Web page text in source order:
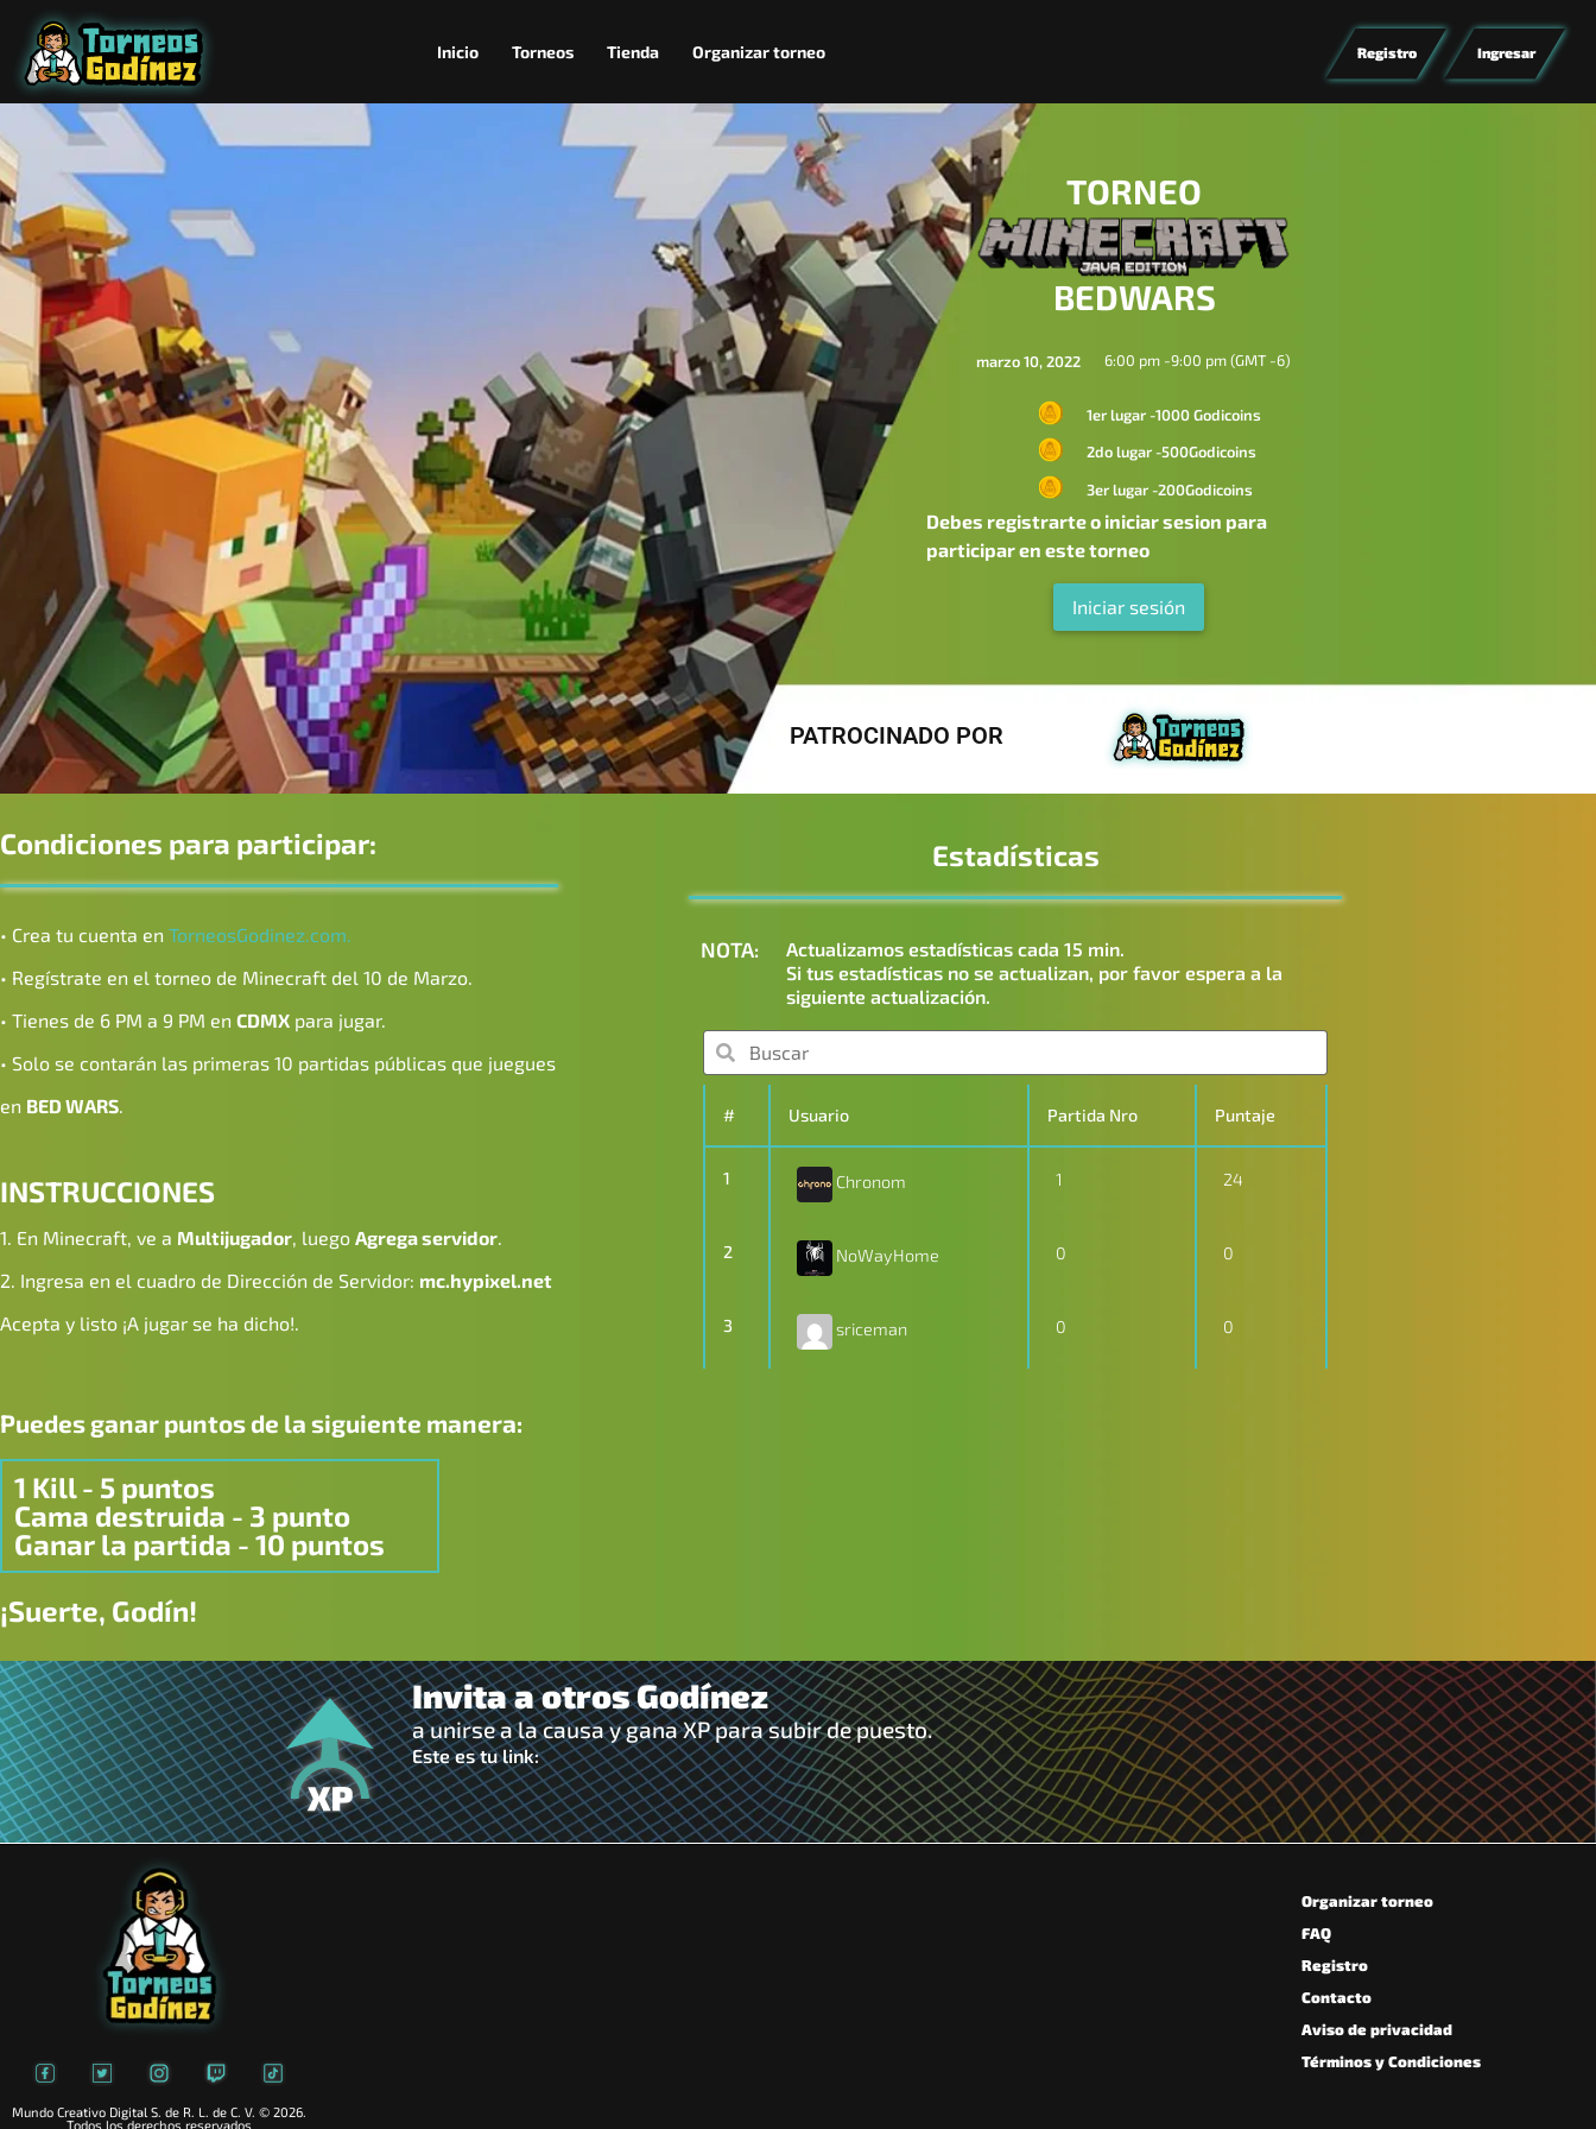
Inicio Torneos Tienda Organizar torneo Registro Ingresar
TORNEO
BEDWARS
marzo 10, 2022 6:00 pm -9:00 pm (GMT -6)
1er lugar -1000 Godicoins
2do lugar -500Godicoins
3er lugar -200Godicoins
Debes registrarte o iniciar sesion para
participar en este torneo
Iniciar sesión
PATROCINADO POR
Condiciones para participar:
• Crea tu cuenta en TorneosGodinez.com.
• Regístrate en el torneo de Minecraft del 10 de Marzo.
• Tienes de 6 PM a 9 PM en CDMX para jugar.
• Solo se contarán las primeras 10 partidas públicas que juegues
en BED WARS
INSTRUCCIONES
1. En Minecraft, ve a Multijugador , luego Agrega servidor
2. Ingresa en el cuadro de Dirección de Servidor: mc.hypixel.net
Acepta y listo ¡A jugar se ha dicho!.
Puedes ganar puntos de la siguiente manera:
1 Kill - 5 puntos
Cama destruida - 3 punto
Ganar la partida - 10 puntos
¡Suerte, Godín!
Estadísticas
NOTA:
Actualizamos estadísticas cada 15 min.
Si tus estadísticas no se actualizan, por favor espera a la
siguiente actualización.
# Usuario Partida Nro Puntaje
1 Chronom 1 24
2 NoWayHome 0 0
3 sriceman 0 0
Invita a otros Godínez
a unirse a la causa y gana XP para subir de puesto.
Este es tu link:
Mundo Creativo Digital S. de R. L. de C. V. © 2026.
Todos los derechos reservados
Organizar torneo
FAQ
Registro
Contacto
Aviso de privacidad
Términos y Condiciones